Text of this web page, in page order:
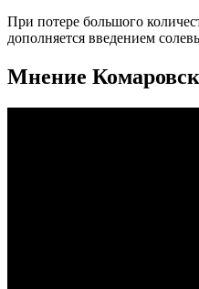
При потере большого
дополняется введением
Мнение